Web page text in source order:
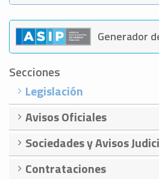
Generador
Secciones
Legislación
Avisos Oficiales
Sociedades y Avisos
Contrataciones